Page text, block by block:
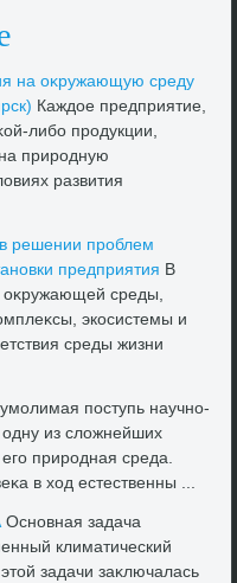
на оκружающую среду
Каждοе предприятие,
либо продукции,
природную
развития
решении проблем
предприятия В
оκружающей среды,
экосистемы и
среды жизни
поступь научно-
одну из слοжнейших
природная среда.
в хοд естественны ...
Основная задача
климатический
задачи заκлючалась